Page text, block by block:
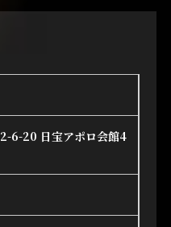
6-20 日宝アポロ会館4